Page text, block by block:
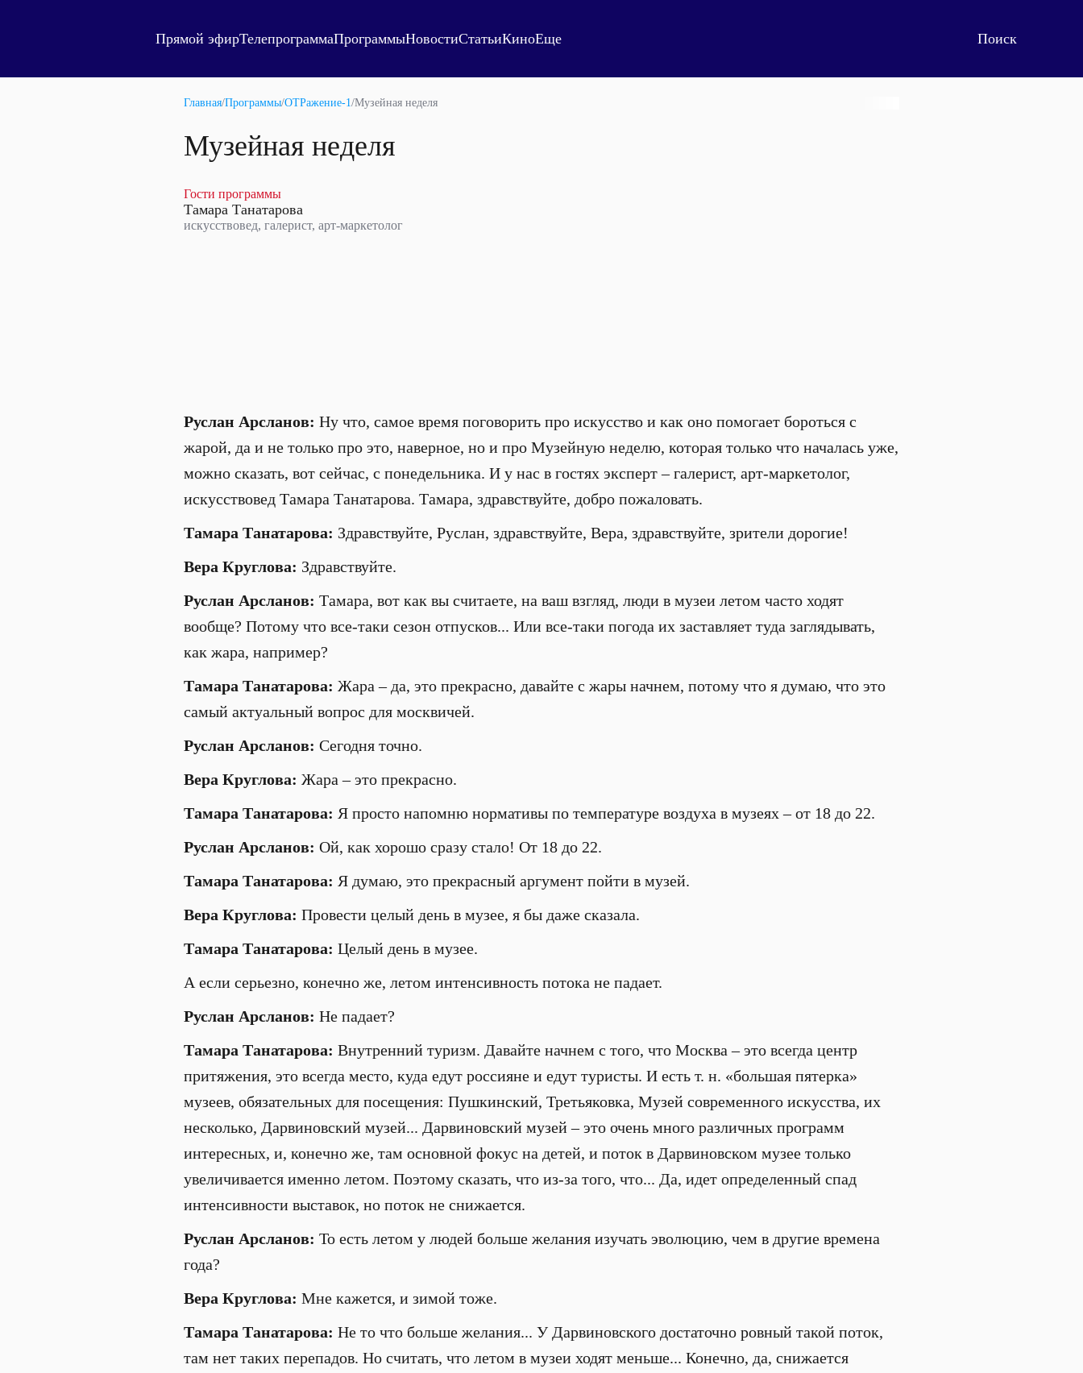
Прямой эфирТелепрограммаПрограммыНовостиСтатьиКиноЕще
Главная/Программы/ОТРажение-1/Музейная неделя
Музейная неделя
Гости программы
Тамара Танатарова
искусствовед, галерист, арт-маркетолог
Руслан Арсланов: Ну что, самое время поговорить про искусство и как оно помогает бороться с
жарой, да и не только про это, наверное, но и про Музейную неделю, которая только что началась уже,
можно сказать, вот сейчас, с понедельника. И у нас в гостях эксперт – галерист, арт-маркетолог,
искусствовед Тамара Танатарова. Тамара, здравствуйте, добро пожаловать.
Тамара Танатарова: Здравствуйте, Руслан, здравствуйте, Вера, здравствуйте, зрители дорогие!
Вера Круглова: Здравствуйте.
Руслан Арсланов: Тамара, вот как вы считаете, на ваш взгляд, люди в музеи летом часто ходят
вообще? Потому что все-таки сезон отпусков... Или все-таки погода их заставляет туда заглядывать,
как жара, например?
Тамара Танатарова: Жара – да, это прекрасно, давайте с жары начнем, потому что я думаю, что это
самый актуальный вопрос для москвичей.
Руслан Арсланов: Сегодня точно.
Вера Круглова: Жара – это прекрасно.
Тамара Танатарова: Я просто напомню нормативы по температуре воздуха в музеях – от 18 до 22.
Руслан Арсланов: Ой, как хорошо сразу стало! От 18 до 22.
Тамара Танатарова: Я думаю, это прекрасный аргумент пойти в музей.
Вера Круглова: Провести целый день в музее, я бы даже сказала.
Тамара Танатарова: Целый день в музее.
А если серьезно, конечно же, летом интенсивность потока не падает.
Руслан Арсланов: Не падает?
Тамара Танатарова: Внутренний туризм. Давайте начнем с того, что Москва – это всегда центр
притяжения, это всегда место, куда едут россияне и едут туристы. И есть т. н. «большая пятерка»
музеев, обязательных для посещения: Пушкинский, Третьяковка, Музей современного искусства, их
несколько, Дарвиновский музей... Дарвиновский музей – это очень много различных программ
интересных, и, конечно же, там основной фокус на детей, и поток в Дарвиновском музее только
увеличивается именно летом. Поэтому сказать, что из-за того, что... Да, идет определенный спад
интенсивности выставок, но поток не снижается.
Руслан Арсланов: То есть летом у людей больше желания изучать эволюцию, чем в другие времена
года?
Вера Круглова: Мне кажется, и зимой тоже.
Тамара Танатарова: Не то что больше желания... У Дарвиновского достаточно ровный такой поток,
там нет таких перепадов. Но считать, что летом в музеи ходят меньше... Конечно, да, снижается